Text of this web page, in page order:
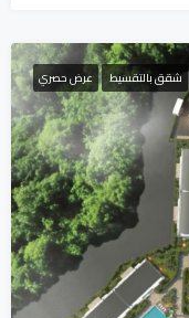
شقق بالتقسيط عرض حصري